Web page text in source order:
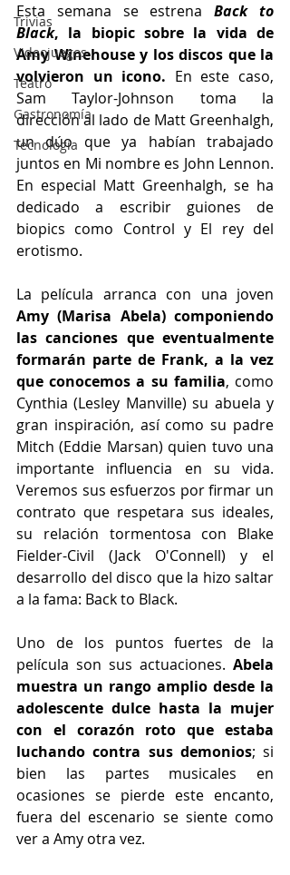
Trivias
Videojuegos
Teatro
Gastronomía
Tecnología
Esta semana se estrena Back to
Black, la biopic sobre la vida de
Amy Winehouse y los discos que la
volvieron un icono. En este caso,
Sam Taylor-Johnson toma la
dirección al lado de Matt Greenhalgh,
un dúo que ya habían trabajado
juntos en Mi nombre es John Lennon.
En especial Matt Greenhalgh, se ha
dedicado a escribir guiones de
biopics como Control y El rey del
erotismo.
La película arranca con una joven
Amy (Marisa Abela) componiendo
las canciones que eventualmente
formarán parte de Frank, a la vez
que conocemos a su familia, como
Cynthia (Lesley Manville) su abuela y
gran inspiración, así como su padre
Mitch (Eddie Marsan) quien tuvo una
importante influencia en su vida.
Veremos sus esfuerzos por firmar un
contrato que respetara sus ideales,
su relación tormentosa con Blake
Fielder-Civil (Jack O'Connell) y el
desarrollo del disco que la hizo saltar
a la fama: Back to Black.
Uno de los puntos fuertes de la
película son sus actuaciones. Abela
muestra un rango amplio desde la
adolescente dulce hasta la mujer
con el corazón roto que estaba
luchando contra sus demonios; si
bien las partes musicales en
ocasiones se pierde este encanto,
fuera del escenario se siente como
ver a Amy otra vez.